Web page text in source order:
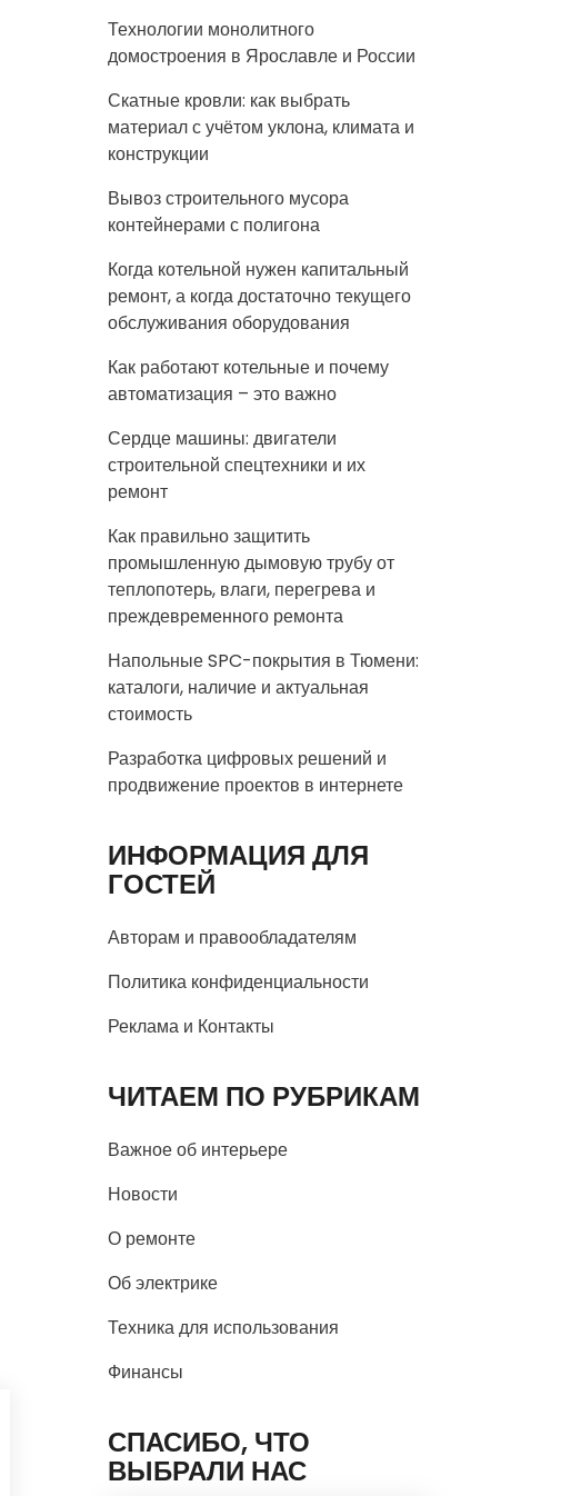
Технологии монолитного
домостроения в Ярославле и России
Скатные кровли: как выбрать
материал с учётом уклона, климата и
конструкции
Вывоз строительного мусора
контейнерами с полигона
Когда котельной нужен капитальный
ремонт, а когда достаточно текущего
обслуживания оборудования
Как работают котельные и почему
автоматизация – это важно
Сердце машины: двигатели
строительной спецтехники и их
ремонт
Как правильно защитить
промышленную дымовую трубу от
теплопотерь, влаги, перегрева и
преждевременного ремонта
Напольные SPC-покрытия в Тюмени:
каталоги, наличие и актуальная
стоимость
Разработка цифровых решений и
продвижение проектов в интернете
ИНФОРМАЦИЯ ДЛЯ
ГОСТЕЙ
Авторам и правообладателям
Политика конфиденциальности
Реклама и Контакты
ЧИТАЕМ ПО РУБРИКАМ
Важное об интерьере
Новости
О ремонте
Об электрике
Техника для использования
Финансы
СПАСИБО, ЧТО
ВЫБРАЛИ НАС